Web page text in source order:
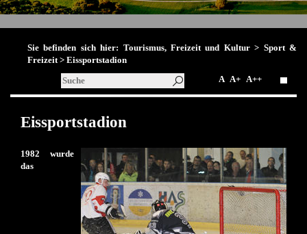
Sie befinden sich hier: Tourismus, Freizeit und Kultur> Sport &
Freizeit> Eissportstadion
A A+ A++
Eissportstadion
1982 wurde
das